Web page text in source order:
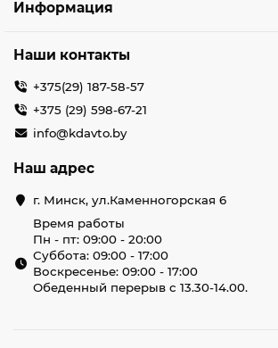
Информация
Наши контакты
+375(29) 187-58-57
+375 (29) 598-67-21
info@kdavto.by
Наш адрес
г. Минск, ул.Каменногорская 6
Время работы
Пн - пт: 09:00 - 20:00
Суббота: 09:00 - 17:00
Воскресенье: 09:00 - 17:00
Обеденный перерыв с 13.30-14.00.